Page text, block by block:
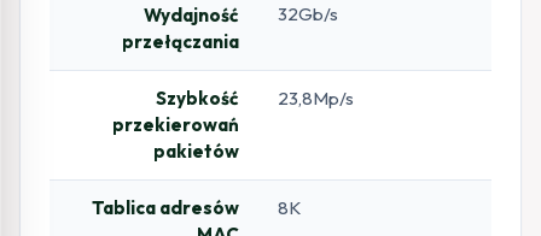
Wydajność
przełączania
32Gb/s
Szybkość
przekierowań
pakietów
23,8Mp/s
Tablica adresów
8K